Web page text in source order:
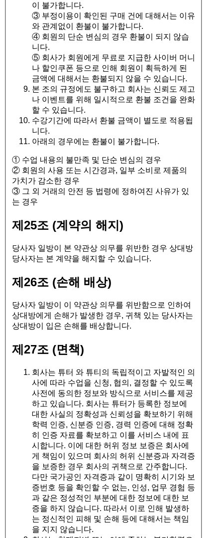
이 불가합니다.
③ 부정이용이 확인된 구매 건에 대해서는 이유
와 관계없이 환불이 불가합니다.
④ 회원의 단순 변심의 경우 환불이 되지 않습
니다.
⑤ 회사가 회원에게 무료로 지급한 사이버 머니
나 할인쿠폰 등으로 인해 회원이 획득하게 된
금액에 대해서는 환불되지 않을 수 있습니다.
본 조의 규정에도 불구하고 회사는 신뢰도 제고
나 이벤트를 위해 일시적으로 환불 조건을 완화
할 수 있습니다.
수강기간에 따라서 환불 금액이 별도로 적용됩
니다.
아래의 경우에는 환불이 불가합니다.
① 수업 내용의 불만족 및 단순 변심의 경우
② 회원의 사용 또는 시간경과, 일부 소비로 제품의
가치가 감소한 경우
③ 그 외 거래의 안전 등 법령에 정하여진 사유가 있
는 경우
제25조 (계약의 해지)
당사자 일방이 본 약관상 의무를 위반한 경우 상대방
당사자는 본 계약을 해지할 수 있습니다.
제26조 (손해 배상)
당사자 일방이 이 약관상 의무를 위반함으로 인하여
상대방에게 손해가 발생한 경우, 귀책 있는 당사자는
상대방이 입은 손해를 배상합니다.
제27조 (면책)
회사는 튜터 와 튜티의 독립적이고 자발적인 의
사에 따라 수업을 신청, 협의, 결정할 수 있도록
사전에 동의한 정보와 방식으로 서비스를 제공
하고 있습니다. 회사는 튜터가 등록한 정보에
대한 사실의 정확성과 신뢰성을 확보하기 위해
학력 인증, 신분증 인증, 경력 인증에 대해 정확
히 인증 자료를 확보하고 이를 서비스 내에 표
시합니다. 이에 대한 허위 정보 보증은 회사에
게 책임이 있으며 회사의 허위 신분증과 자격증
을 보증한 경우 회사의 귀책으로 간주합니다.
다만 국가공인 자격증과 같이 명확히 시기와 보
증번호 등을 확인할 수 없는, 인성, 업무 경험 등
과 같은 정성적인 부분에 대한 정보에 대한 보
증을 하지 않습니다. 따라서 이로 인해 발생하
는 정신적인 피해 및 손해 등에 대해서는 책임
을 지지 않습니다.